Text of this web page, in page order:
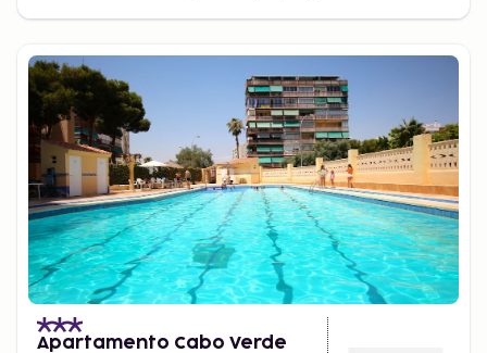
Apartamento Cabo Verde